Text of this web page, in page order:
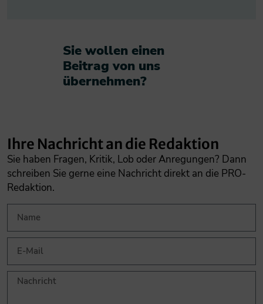
Sie wollen einen
Beitrag von uns
übernehmen?​
Ihre Nachricht an die Redaktion
Sie haben Fragen, Kritik, Lob oder Anregungen? Dann
schreiben Sie gerne eine Nachricht direkt an die PRO-
Redaktion.